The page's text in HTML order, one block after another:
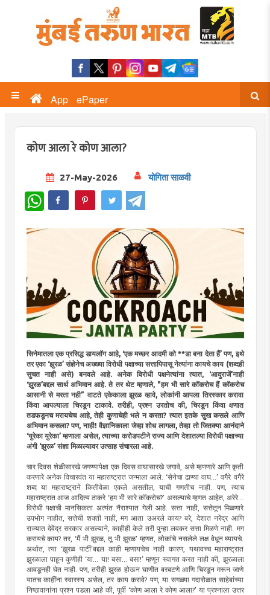
App ePaper
कोण आला रे कोण आला?
27-May-2026 योगिता साळवी
WhatsApp
सिनेमातला एक प्रसिद्ध डायलॉग आहे, ‘एक मच्छर आदमी को **डा बना देता हैं’ पण, इथे
तर एका ‘झुरळ’ संज्ञेनेच अख्ख्या विरोधी पक्षाच्या सत्तापिपासू नेत्यांना कायचे काय (शब्दही
सुचत नाही असे) बनवले आहे. अनेक विरोधी पक्षनेत्यांना त्यात, ‘आदुराजें’नाही
‘झुरळ’बद्दल सार्थ अभिमान आहे. ते तर थेट म्हणाले, "हम भी सारे कॉकरोच हैं कॉकरोच
आसानी से मरता नही” वाटते एकेकाला झुरळ व्हावे, लोकांनी आपला तिरस्कार करावा
किंवा आपल्याला चिरडून टाकावे. तरीही, प्रश्न उरतोच की, चिरडून किंवा क्षणात
तडफडूनच मरायचेच आहे, तेही कुणाचेही भले न करता? त्यात इतके सुख कसले आणि
अभिमान कसला? पण, नाही! वैज्ञानिकाला जेव्हा शोध लागला, तेव्हा तो जितक्या आनंदाने
‘युरेका युरेका’ म्हणाला असेल, त्याच्या करोडपटीने राज्य आणि देशातल्या विरोधी पक्षाच्या
अंगी ‘झुरळ’ संज्ञा मिळाल्यावर उत्साह संचारला आहे.
चार दिवस शेळीसारखे जगण्यापेक्षा एक दिवस वाघासारखे जगावे, असे म्हणणारे आणि कृती
करणारे अनेक विचारवंत या महाराष्ट्रात जन्माला आले. ‘सेनेचा ढाण्या वाघ...’ वगैरे वगैरे
शब्द या महाराष्ट्राने कितीवेळा एकले असतील, याची गणतीच नाही. पण, त्याच
महाराष्ट्रात आज आदित्य ठाकरे ‘हम भी सारे कॉकरोच?’ असल्याचे म्हणत आहेत, अरेरे...
विरोधी पक्षाची मानसिकता अत्यंत नैराश्यात गेली आहे. सत्ता नाही, सत्तेतून मिळणारे
उपभोग नाहीत, सत्तेची शक्ती नाही, मग आता उअरले काय? बरे, देशात नरेंद्र आणि
राज्यात देवेंद्र सरकार असल्याने, काहीही केले तरी पुन्हा लवकर सत्ता मिळणे नाही. मग
करायचे काय? तर, ‘मैं भी झुरळ, तू भी झुरळ’ म्हणत, लोकांचे नसलेले लक्ष वेधून घ्यायचे.
अर्थात, त्या ‘झुरळ पार्टी’बद्दल काही म्हणायचेच नाही कारण, यथावच्च महाराष्ट्रात
झुरळाला पाहून कुणीही ‘या... या! बसा... बसा!’ म्हणून स्वागत करत नाही की, झुरळाला
आवडूनही घेत नाही. पण, तरीही झुरळ होऊन घाणीत बरबटणे आणि चिरडून मरून जाणे
यातच काहींना स्वारस्य असेल, तर काय करावे? पण, या सगळ्या गदारोळात साहेबांच्या
निष्ठावानांना प्रश्न पडला आहे की, पूर्वी ‘कोण आला रे कोण आला?’ या प्रश्नाला उत्तर